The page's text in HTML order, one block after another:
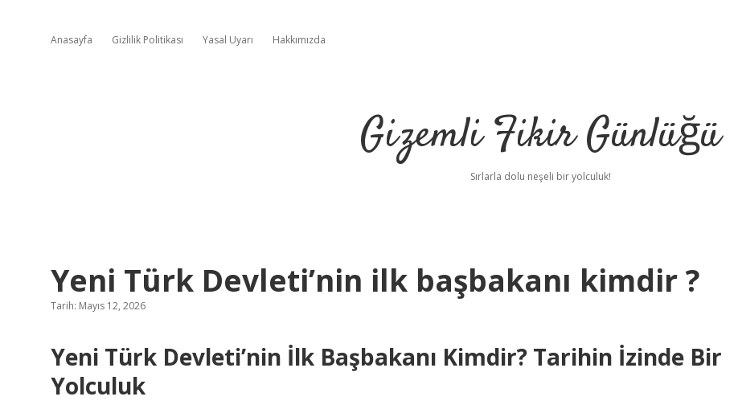
Anasayfa Gizlilik Politikası Yasal Uyarı Hakkımızda
Gizemli Fikir Günlüğü
Sırlarla dolu neşeli bir yolculuk!
Yeni Türk Devleti’nin ilk başbakanı kimdir ?
Tarih: Mayıs 12, 2026
Yeni Türk Devleti’nin İlk Başbakanı Kimdir? Tarihin İzinde Bir
Yolculuk